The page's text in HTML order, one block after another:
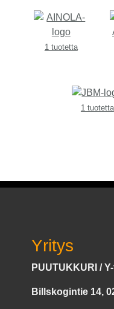
1 tuotetta
1 tuotetta
Yritys
PUUTUKKURI /
Billskogintie 14,